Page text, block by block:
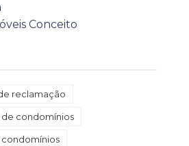
Conceito
reclamação
condomínios